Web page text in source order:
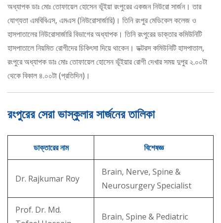
অধ্যাপক ডাঃ মোঃ তোফায়েল হোসেন ভূঁইয়া রংপুরের একজন নিউরো সার্জন। তার
যোগ্যতা এমবিবিএস, এমএস (নিউরোসার্জারি)। তিনি রংপুর মেডিকেল কলেজ ও
হাসপাতালের নিউরোসার্জারি বিভাগের অধ্যাপক। তিনি রংপুরের ডাক্তার কমিউনিটি
হাসপাতালে নিয়মিত রোগীদের চিকিৎসা দিয়ে থাকেন। ডক্টরস কমিউনিটি হাসপাতাল,
রংপুরে অধ্যাপক ডাঃ মোঃ তোফায়েল হোসেন ভূঁইয়ার রোগী দেখার সময় দুপুর ২.০০টা
থেকে বিকাল ৪.০০টা (প্রতিদিন)।
রংপুরের সেরা ভাস্কুলার সার্জনের তালিকা
ডাক্তারের নাম বিশেষজ্ঞ
Dr. Rajkumar Roy
Brain, Nerve, Spine &
Neurosurgery Specialist
Prof. Dr. Md.
Brain, Spine & Pediatric